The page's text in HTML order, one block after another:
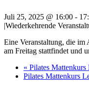
Juli 25, 2025 @ 16:00 -
|Wiederkehrende
Eine Veranstaltung, die
am Freitag stattfindet und
« Pilates
Pilates Mattenkurs